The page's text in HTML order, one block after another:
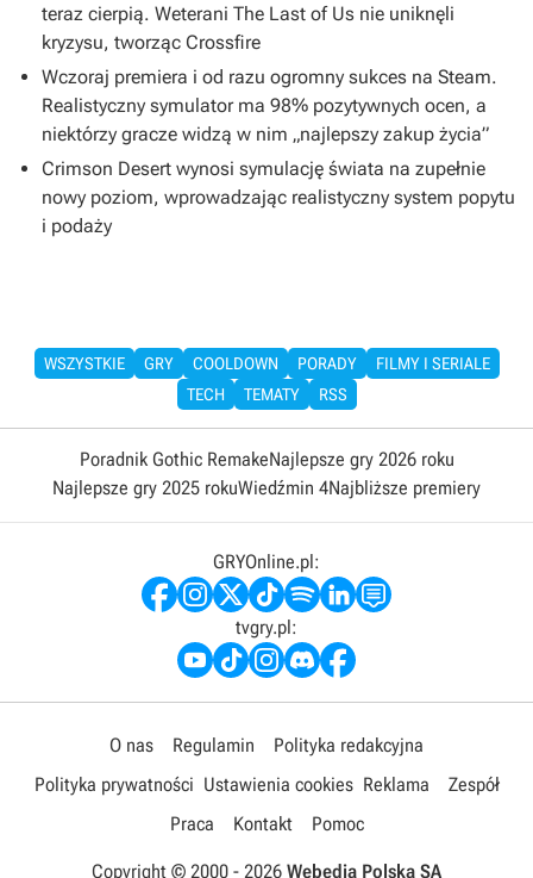
teraz cierpią. Weterani The Last of Us nie uniknęli
kryzysu, tworząc Crossfire
Wczoraj premiera i od razu ogromny sukces na Steam.
Realistyczny symulator ma 98% pozytywnych ocen, a
niektórzy gracze widzą w nim „najlepszy zakup życia”
Crimson Desert wynosi symulację świata na zupełnie
nowy poziom, wprowadzając realistyczny system popytu
i podaży
WSZYSTKIE GRY COOLDOWN PORADY
FILMY I SERIALE
TECH
TEMATY RSS
Poradnik Gothic RemakeNajlepsze gry 2026 roku
Najlepsze gry 2025 rokuWiedźmin 4Najbliższe premiery
GRYOnline.pl:
tvgry.pl:
O nas Regulamin
Polityka redakcyjna
Polityka prywatności Ustawienia cookies Reklama
Zespół
Praca
Kontakt Pomoc
Copyright © 2000 - 2026 Webedia Polska SA